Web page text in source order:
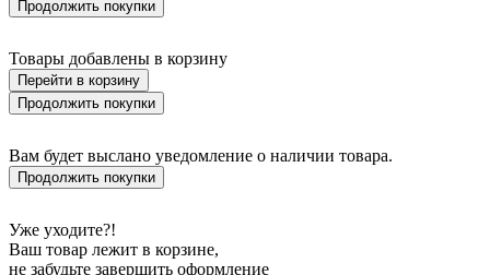
BASILDON
BATALLAS
BAZELY
BELCREDA
BELESAR
BELLIZZI
BELLSHILL
BENARIBA
BERHALA
BERNABETA
Продолжить покупки
Товары добавлены в корзину
Перейти в корзину
Продолжить покупки
Вам будет выслано уведомление о наличии товара.
Продолжить покупки
Уже уходите?!
Ваш товар лежит в корзине,
не забудьте завершить оформление